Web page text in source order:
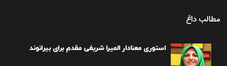
مطالب داغ
استوری معنادار المیرا شریفی مقدم برای بیرانوند